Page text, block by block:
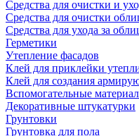
Средства для очистки и
Средства для очистки
Средства для ухода за
Герметики
Утепление фасадов
Клей для приклейки
Клей для создания
Вспомогательные
Декоративные штукатурки
Грунтовки
Грунтовка для пола